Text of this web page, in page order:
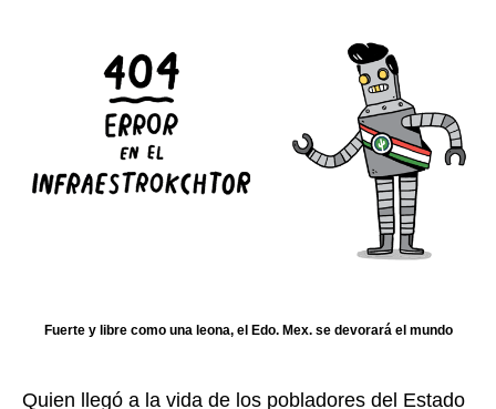
Fuerte y libre como una leona, el Edo. Mex. se devorará el mundo
Quien llegó a la vida de los pobladores del Estado